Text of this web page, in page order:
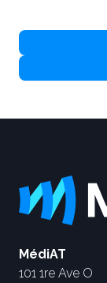
MédiAT
101 1re Ave O